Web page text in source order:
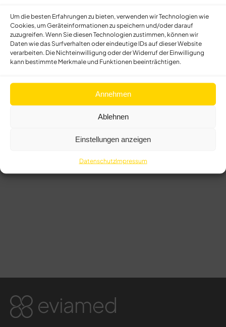
Um die besten Erfahrungen zu bieten, verwenden wir Technologien wie
Cookies, um Geräteinformationen zu speichern und/oder darauf
zuzugreifen. Wenn Sie diesen Technologien zustimmen, können wir
Daten wie das Surfverhalten oder eindeutige IDs auf dieser Website
verarbeiten. Die Nichteinwilligung oder der Widerruf der Einwilligung
kann bestimmte Merkmale und Funktionen beeinträchtigen.
Annehmen
Ablehnen
Einstellungen anzeigen
DatenschutzImpressum
empty